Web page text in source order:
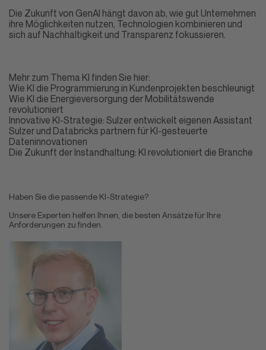
Die Zukunft von GenAI hängt davon ab, wie gut Unternehmen
ihre Möglichkeiten nutzen, Technologien kombinieren und
sich auf Nachhaltigkeit und Transparenz fokussieren.
Mehr zum Thema KI finden Sie hier:
Wie KI die Programmierung in Kundenprojekten beschleunigt
Wie KI die Energieversorgung der Mobilitätswende
revolutioniert
Innovative KI-Strategie: Sulzer entwickelt eigenen Assistant
Sulzer und Databricks partnern für KI-gesteuerte
Dateninnovationen
Die Zukunft der Instandhaltung: KI revolutioniert die Branche
Haben Sie die passende KI-Strategie?
Unsere Experten helfen Ihnen, die besten Ansätze für Ihre
Anforderungen zu finden.